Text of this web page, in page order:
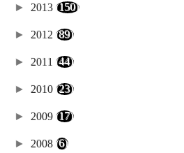
► 2013 (150)
► 2012 (89)
► 2011 (44)
► 2010 (23)
► 2009 (17)
► 2008 (6)